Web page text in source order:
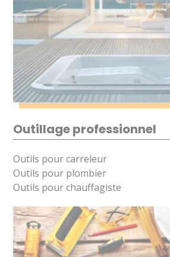
Outillage professionnel
Outils pour carreleur
Outils pour plombier
Outils pour chauffagiste